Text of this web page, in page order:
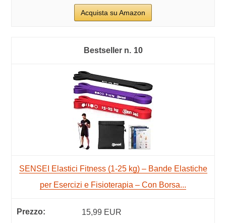
Acquista su Amazon
10
SENSEI Elastici Fitness (1-25 kg) – Bande Elastiche
per Esercizi e Fisioterapia – Con Borsa...
15,99 EUR